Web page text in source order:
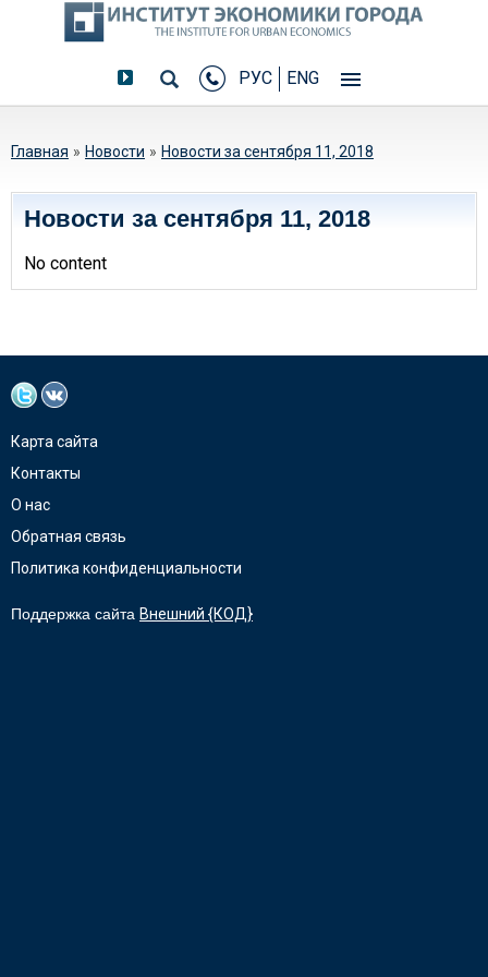
РУС ENG
Вы здесь
Главная » Новости » Новости за сентября 11, 2018
Новости за сентября 11, 2018
No content
Карта сайта
Контакты
О нас
Обратная связь
Политика конфиденциальности
Поддержка сайта Внешний {КОД}